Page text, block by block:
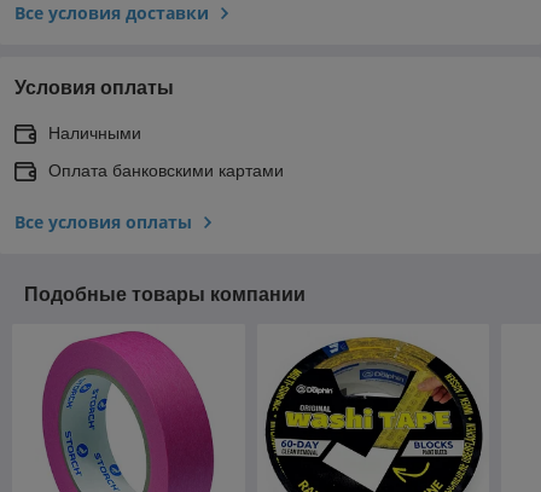
Все условия доставки
Условия оплаты
Наличными
Оплата банковскими картами
Все условия оплаты
Подобные товары компании